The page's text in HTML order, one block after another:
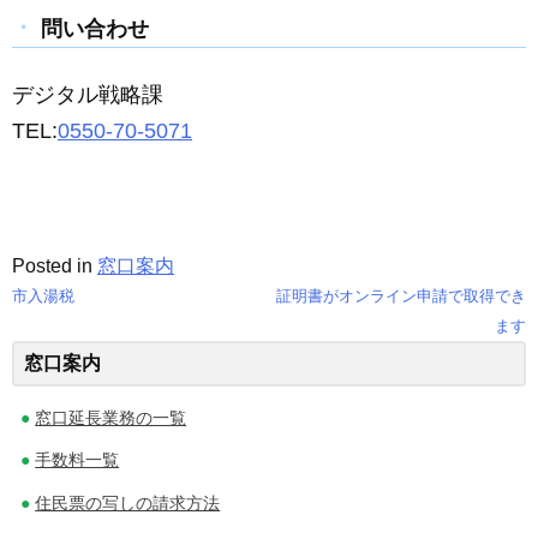
問い合わせ
デジタル戦略課
TEL:0550-70-5071
Posted in 窓口案内
稿
ナ
ビ
ゲ
市入湯税
証明書がオンライン申請で取得でき
ます
窓口案内
窓口延長業務の一覧
手数料一覧
住民票の写しの請求方法